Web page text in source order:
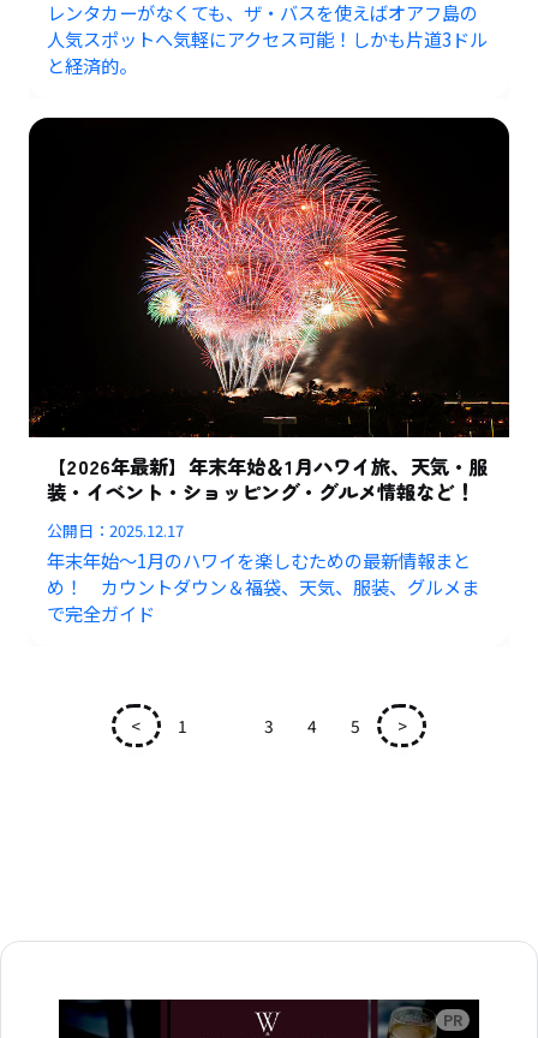
レンタカーがなくても、ザ・バスを使えばオアフ島の
人気スポットへ気軽にアクセス可能！しかも片道3ドル
と経済的。
【2026年最新】年末年始＆1月ハワイ旅、天気・服
装・イベント・ショッピング・グルメ情報など！
公開日：2025.12.17
年末年始～1月のハワイを楽しむための最新情報まと
め！ カウントダウン＆福袋、天気、服装、グルメま
で完全ガイド
< 1 3 4 5 >
広告